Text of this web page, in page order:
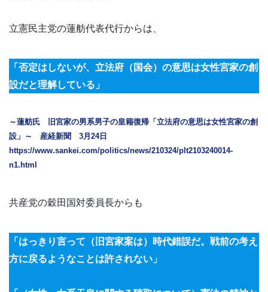
立憲民主党の蓮舫代表代行からは、
「否定はしないが、立法府（国会）の意思は女性宮家の創
設だと理解している」
～蓮舫氏 旧宮家の男系男子の皇籍復帰「立法府の意思は女性宮家の創
設」～ 産経新聞 3月24日
https://www.sankei.com/politics/news/210324/plt2103240014-
n1.html
共産党の穀田国対委員長からも
「はっきり言って（旧宮家案は）時代錯誤だ。戦前の考え
方に戻るようなことは許されない」